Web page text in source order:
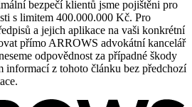
bezpečí klientů jsme pojištěni pro
s limitem 400.000.000 Kč. Pro
a jejich aplikace na vaši konkrétní
přímo ARROWS advokátní kancelář
odpovědnost za případné škody
informací z tohoto článku bez předchozí